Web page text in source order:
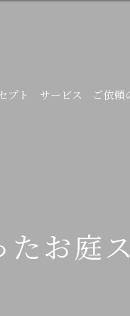
プト サービス ご依頼
たお庭